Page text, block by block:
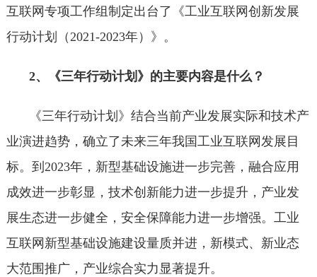
互联网专项工作组制定出台了《工业互联网创新发展
行动计划（2021-2023年）》。
2、《三年行动计划》的主要内容是什么？
《三年行动计划》结合当前产业发展实际和技术产
业演进趋势，确立了未来三年我国工业互联网发展目
标。到2023年，新型基础设施进一步完善，融合应用
成效进一步彰显，技术创新能力进一步提升，产业发
展生态进一步健全，安全保障能力进一步增强。工业
互联网新型基础设施建设量质并进，新模式、新业态
大范围推广，产业综合实力显著提升。